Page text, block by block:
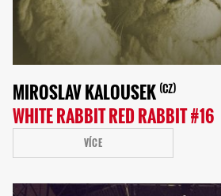
MIROSLAV KALOUSEK CZ
WHITE RABBIT RED RABBIT #16
VÍCE